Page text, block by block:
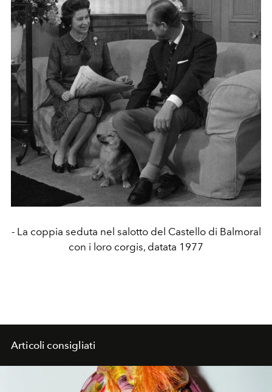
- La coppia seduta nel salotto del Castello di Balmoral
con i loro corgis, datata 1977
Articoli consigliati